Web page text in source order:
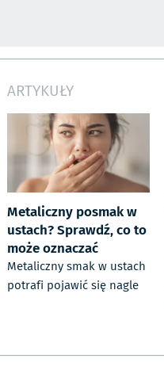
ARTYKUŁY
Metaliczny posmak w
ustach? Sprawdź, co to
może oznaczać
Metaliczny smak w ustach
potrafi pojawić się nagle